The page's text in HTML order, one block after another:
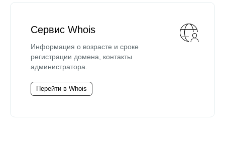
Сервис Whois
Информация о возрасте и сроке
регистрации домена, контакты
администратора.
Перейти в Whois